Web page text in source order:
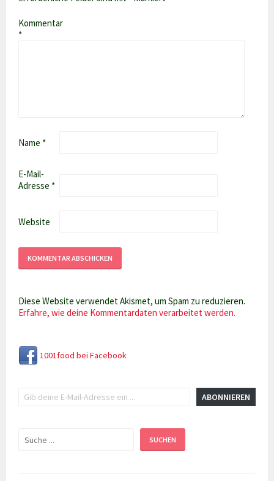
Kommentar
*
Name *
E-Mail-
Adresse *
Website
Diese Website verwendet Akismet, um Spam zu reduzieren.
Erfahre, wie deine Kommentardaten verarbeitet werden.
1001food bei Facebook
ABONNIEREN
Suchen SUCHEN